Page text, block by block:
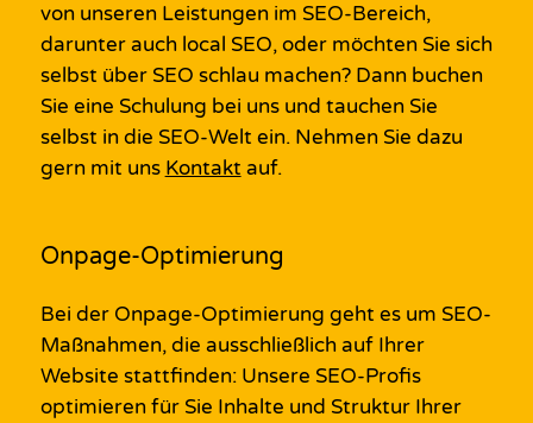
von unseren Leistungenim SEO-Bereich,
darunter auch local SEO,oder möchten Sie sich
selbst über SEO schlau machen? Dann buchen
Sie eine Schulung bei uns und tauchen Sie
selbst in die SEO-Welt ein.Nehmen Sie dazu
gern mit uns Kontakt auf.
Onpage-Optimierung
Bei der Onpage-Optimierung geht es um SEO-
Maßnahmen, die ausschließlich auf Ihrer
Website stattfinden: Unsere SEO-Profis
optimieren für Sie Inhalte und StrukturIhrer